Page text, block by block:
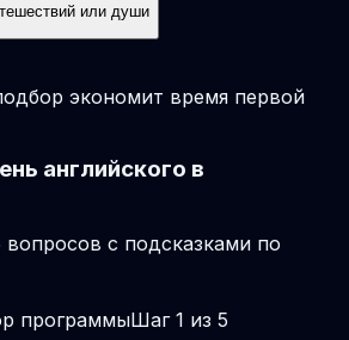
или души
экономит время первой
английского в
вопросов с подсказками по
программыШаг 1 из 5